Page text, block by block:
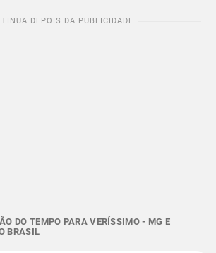
DO TEMPO PARA VERÍSSIMO - MG E
BRASIL